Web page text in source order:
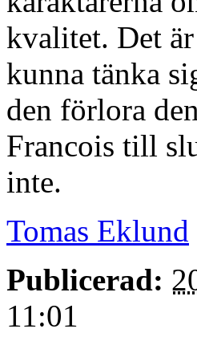
kvalitet. Det
kunna tänka
den förlora
Francois till
inte.
Tomas Eklund
Publicerad:
11:01